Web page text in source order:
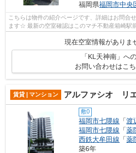
福岡県福岡市中央
こちらは物件の紹介ページです、詳細はお問合
ます☆ 最新の空室確認はこのマチ不動産箱崎駅
現在空室情報がありま
「KL天神南」へ
お問い合わせはこ
賃貸 | マンション アルファシオ リ
敷0
福岡市七隈線 「渡
福岡市七隈線 「薬
西鉄大牟田線 「薬
築6年